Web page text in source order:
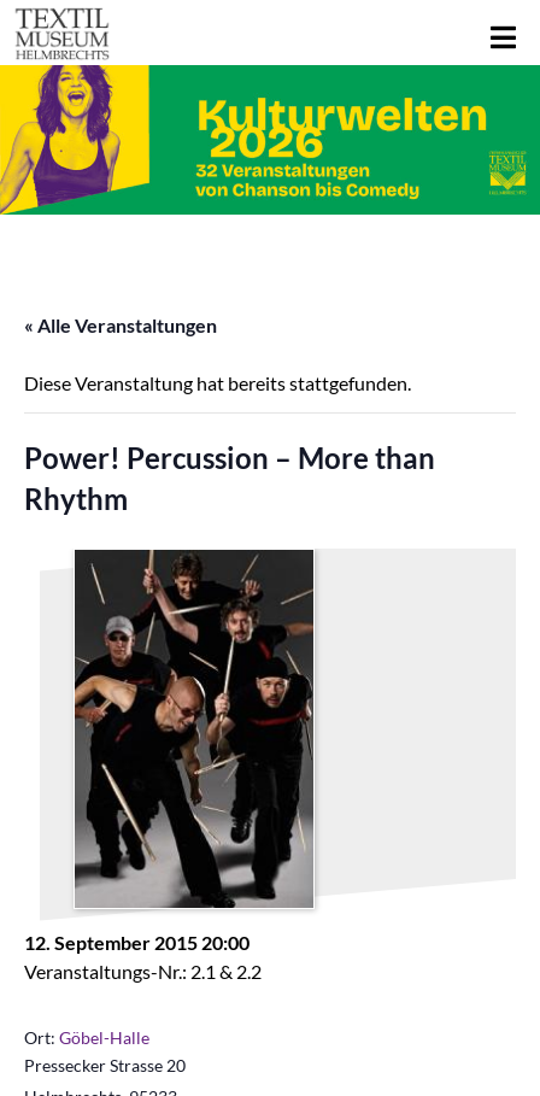
« Alle Veranstaltungen
Diese Veranstaltung hat bereits stattgefunden.
Power! Percussion – More than
Rhythm
12. September 2015 20:00
Veranstaltungs-Nr.: 2.1 & 2.2
Ort: Göbel-Halle
Pressecker Strasse 20